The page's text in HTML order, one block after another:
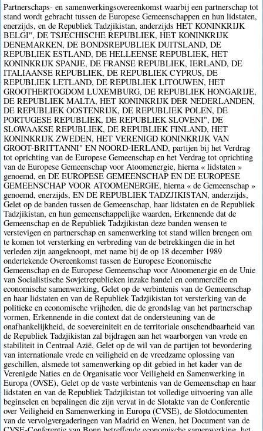
Partnerschaps- en samenwerkingsovereenkomst waarbij een partnerschap tot
stand wordt gebracht tussen de Europese Gemeenschappen en hun lidstaten,
enerzijds, en de Republiek Tadzjikistan, anderzijds HET KONINKRIJK
BELGI", DE TSJECHISCHE REPUBLIEK, HET KONINKRIJK
DENEMARKEN, DE BONDSREPUBLIEK DUITSLAND, DE
REPUBLIEK ESTLAND, DE HELLEENSE REPUBLIEK, HET
KONINKRIJK SPANJE, DE FRANSE REPUBLIEK, IERLAND, DE
ITALIAANSE REPUBLIEK, DE REPUBLIEK CYPRUS, DE
REPUBLIEK LETLAND, DE REPUBLIEK LITOUWEN, HET
GROOTHERTOGDOM LUXEMBURG, DE REPUBLIEK HONGARIJE,
DE REPUBLIEK MALTA, HET KONINKRIJK DER NEDERLANDEN,
DE REPUBLIEK OOSTENRIJK, DE REPUBLIEK POLEN, DE
PORTUGESE REPUBLIEK, DE REPUBLIEK SLOVENI", DE
SLOWAAKSE REPUBLIEK, DE REPUBLIEK FINLAND, HET
KONINKRIJK ZWEDEN, HET VERENIGD KONINKRIJK VAN
GROOT-BRITTANNI" EN NOORD-IERLAND, partijen bij het Verdrag
tot oprichting van de Europese Gemeenschap en het Verdrag tot oprichting
van de Europese Gemeenschap voor Atoomenergie, hierna « lidstaten »
genoemd, en DE EUROPESE GEMEENSCHAP EN DE EUROPESE
GEMEENSCHAP VOOR ATOOMENERGIE, hierna « de Gemeenschap »
genoemd, enerzijds, EN DE REPUBLIEK TADZJIKISTAN, anderzijds,
Gelet op de banden tussen de Gemeenschap, haar lidstaten en de Republiek
Tadzjikistan, en hun gemeenschappelijke waarden, Erkennende dat de
Gemeenschap en de Republiek Tadzjikistan deze banden wensen te
verstevigen en partnerschap en samenwerking tot stand willen brengen om
te komen tot versterking en verbreding van de betrekkingen die in het
verleden zijn aangeknoopt, met name bij de op 18 december 1989
ondertekende Overeenkomst tussen de Europese Economische
Gemeenschap en de Europese Gemeenschap voor Atoomenergie en de Unie
van Socialistische Sovjetrepublieken inzake handel en commerciële en
economische samenwerking, Gelet op de verbintenis van de Gemeenschap
en haar lidstaten en van de Republiek Tadzjikistan tot versterking van de
politieke en economische vrijheden, die de grondslag van het partnerschap
vormen, Erkennende in die context dat de ondersteuning van de
onafhankelijkheid, de soevereiniteit en de territoriale onschendbaarheid van
de Republiek Tadzjikistan zal bijdragen aan het waarborgen van vrede en
stabiliteit in Centraal Azië, Gelet op de wil van de partijen tot bevordering
van internationale vrede en veiligheid en de vreedzame oplossing van
geschillen, alsmede tot samenwerking op dit gebied in het kader van de
Verenigde Naties en de Organisatie voor Veiligheid en Samenwerking in
Europa (OVSE), Gelet op de vaste verbintenis van de Gemeenschap en haar
lidstaten en van de Republiek Tadzjikistan tot volledige uitvoering van alle
beginselen en bepalingen die zijn vervat in de Slotakte van de Conferentie
over Veiligheid en Samenwerking in Europa (CVSE), de Slotdocumenten
van de vervolgvergaderingen van Madrid en Wenen, het Document van de